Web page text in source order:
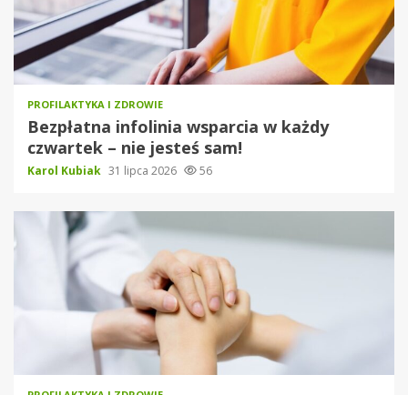
PROFILAKTYKA I ZDROWIE
Bezpłatna infolinia wsparcia w każdy
czwartek – nie jesteś sam!
Karol Kubiak 31 lipca 2026 56